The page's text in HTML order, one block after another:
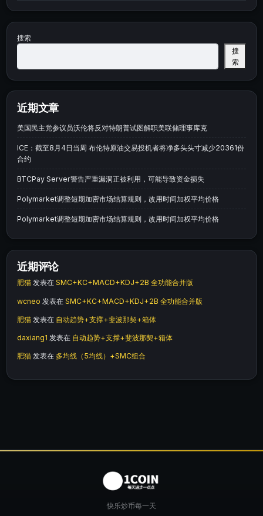
搜索
搜
索
近期文章
美国民主党参议员沃伦将反对特朗普试图解职美联储理事库克
ICE：截至8月4日当周 布伦特原油交易投机者将净多头头寸减少20361份
合约
BTCPay Server警告严重漏洞正被利用，可能导致资金损失
Polymarket调整短期加密市场结算规则，改用时间加权平均价格
Polymarket调整短期加密市场结算规则，改用时间加权平均价格
近期评论
肥猫 发表在 SMC+KC+MACD+KDJ+2B 全功能合并版
wcneo 发表在 SMC+KC+MACD+KDJ+2B 全功能合并版
肥猫 发表在 自动趋势+支撑+斐波那契+箱体
daxiang1 发表在 自动趋势+支撑+斐波那契+箱体
肥猫 发表在 多均线（5均线）+SMC组合
快乐炒币每一天